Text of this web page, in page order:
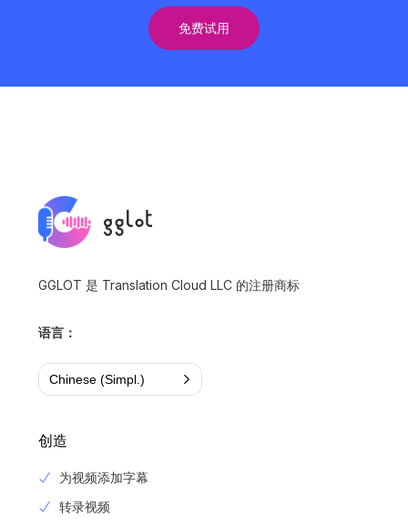
免费试用
GGLOT 是 Translation Cloud LLC 的注册商标
语言：
Chinese (Simpl.)
创造
为视频添加字幕
转录视频